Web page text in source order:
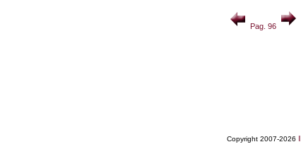
Pag. 96
Copyright 2007-2026